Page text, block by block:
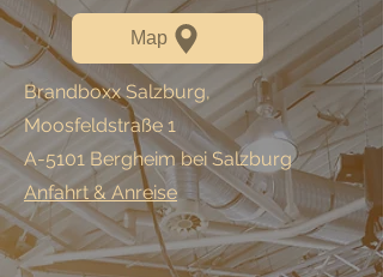
Map
Brandboxx Salzburg,
Moosfeldstraße 1
A-5101 Bergheim bei Salzburg
Anfahrt & Anreise